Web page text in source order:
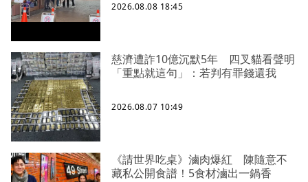
2026.08.08 18:45
慈濟遭詐10億沉默5年 四叉貓看聲明
「重點就這句」：若判有罪錢還我
2026.08.07 10:49
《請世界吃桌》滷肉爆紅 陳隨意不
藏私公開食譜！5食材滷出一鍋香